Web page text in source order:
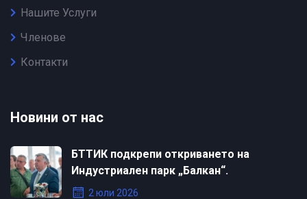
Нашите Услуги
Членове
Контакти
Новини от нас
БТТИК подкрепи откриването на
Индустриален парк „Балкан“.
2 юли 2026